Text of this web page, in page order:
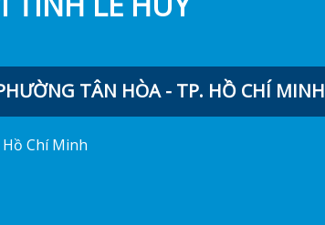
TÂN HÒA - TP. HỒ CHÍ MINH
Chí Minh